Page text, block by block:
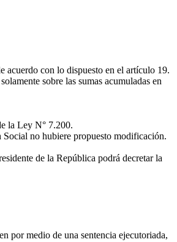
acuerdo con lo dispuesto en el artículo 19.
sobre las sumas acumuladas en
la Ley N° 7.200.
no hubiere propuesto modificación.
de la República podrá decretar la
por medio de una sentencia ejecutoriada,